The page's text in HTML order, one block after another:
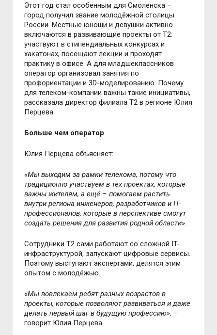
Этот год стал особенным для Смоленска –
город получил звание молодёжной столицы
России. Местные юноши и девушки активно
включаются в развивающие проекты от T2:
участвуют в стипендиальных конкурсах и
хакатонах, посещают лекции и проходят
практику в офисе. А для младшеклассников
оператор организовал занятия по
профориентации и 3D-моделированию. Почему
для телеком-компании важны такие инициативы,
рассказала директор филиала T2 в регионе Юлия
Перцева.
Больше чем оператор
Юлия Перцева объясняет:
«Мы выходим за рамки телекома, потому что
традиционно участвуем в тех проектах, которые
важны жителям, а ещё – помогаем растить
внутри региона инженеров, разработчиков и IT-
профессионалов, которые в перспективе смогут
создать решения для развития родной области».
Сотрудники T2 сами работают со сложной IT-
инфраструктурой, запускают цифровые сервисы.
Поэтому выступают экспертами, делятся этим
опытом с молодёжью.
«Мы вовлекаем ребят разных возрастов в
проекты, которые позволяют развиваться и даже
делать первый шаг в будущую профессию», –
говорит Юлия Перцева.